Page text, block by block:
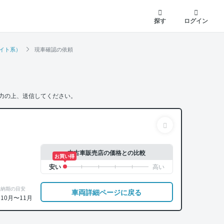
探す ログイン
系） 現車確認の依頼
上、送信してください。
納期の目安
10月〜11月
中古車販売店の価格との比較
お買い得
車両詳細ページに戻る